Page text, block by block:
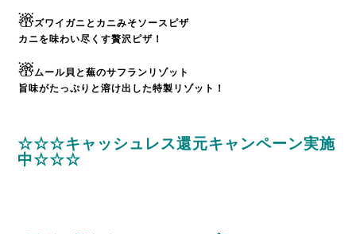
☃ズワイガニとカニみそソースピザ
カニを味わい尽くす贅沢ピザ！
☃ムール貝と蕪のサフランリゾット
旨味がたっぷりと溶け出した特製リゾット！
☆☆☆キャッシュレス還元キャンペーン実施
中☆☆☆